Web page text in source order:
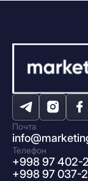
Почта
Телефон
+998 97 402-
+998 97 037-